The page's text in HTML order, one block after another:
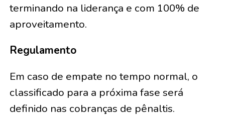
terminando na liderança e com 100% de
aproveitamento.
Regulamento
Em caso de empate no tempo normal, o
classificado para a próxima fase será
definido nas cobranças de pênaltis.